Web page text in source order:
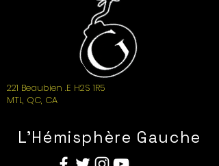
221 Beaubien .E H2S 1R5
MTL, QC, CA
L'Hémisphère Gauche